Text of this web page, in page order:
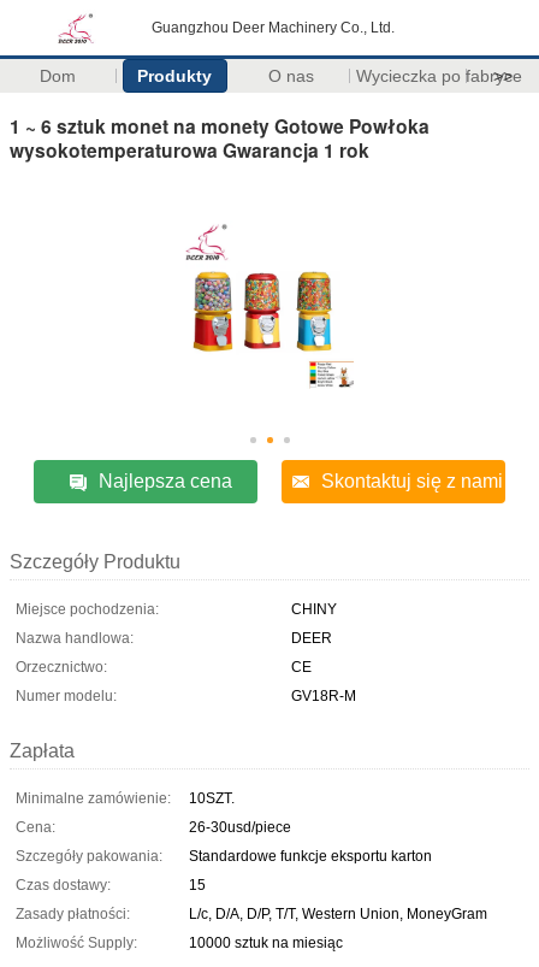
Guangzhou Deer Machinery Co., Ltd.
Dom Produkty O nas Wycieczka po fabryce
>>
1 ~ 6 sztuk monet na monety Gotowe Powłoka
wysokotemperaturowa Gwarancja 1 rok
Najlepsza cena Skontaktuj się z nami
Szczegóły Produktu
Miejsce pochodzenia:
CHINY
Nazwa handlowa:
DEER
Orzecznictwo:
CE
Numer modelu:
GV18R-M
Zapłata
Minimalne zamówienie:
10SZT.
Cena:
26-30usd/piece
Szczegóły pakowania:
Standardowe funkcje eksportu karton
Czas dostawy:
15
Zasady płatności:
L/c, D/A, D/P, T/T, Western Union, MoneyGram
Możliwość Supply:
10000 sztuk na miesiąc